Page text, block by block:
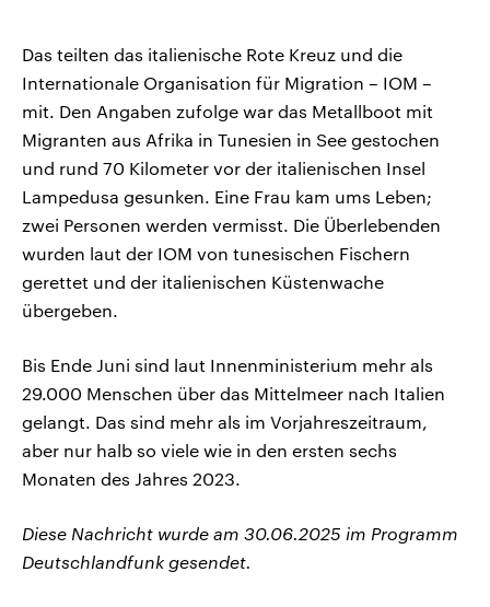
Das teilten das italienische Rote Kreuz und die
Internationale Organisation für Migration – IOM –
mit. Den Angaben zufolge war das Metallboot mit
Migranten aus Afrika in Tunesien in See gestochen
und rund 70 Kilometer vor der italienischen Insel
Lampedusa gesunken. Eine Frau kam ums Leben;
zwei Personen werden vermisst. Die Überlebenden
wurden laut der IOM von tunesischen Fischern
gerettet und der italienischen Küstenwache
übergeben.
Bis Ende Juni sind laut Innenministerium mehr als
29.000 Menschen über das Mittelmeer nach Italien
gelangt. Das sind mehr als im Vorjahreszeitraum,
aber nur halb so viele wie in den ersten sechs
Monaten des Jahres 2023.
Diese Nachricht wurde am 30.06.2025 im Programm
Deutschlandfunk gesendet.